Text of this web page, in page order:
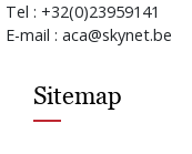
Tel : +32(0)23959141
E-mail : aca@skynet.be
Sitemap